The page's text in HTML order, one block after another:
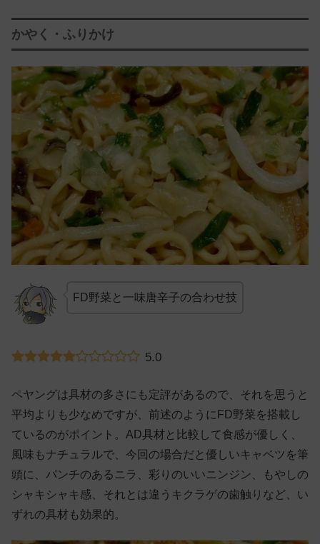
かやく・ふりかけ
FD野菜と一味唐辛子の合わせ技
5.0
ペヤングは具材の多さにも定評があるので、それを思うと
平均よりも少なめですが、前述のようにFD野菜を搭載し
ているのがポイント。AD具材と比較して食感が優しく、
風味もナチュラルで、今回の場合だと優しいキャベツを筆
頭に、パンチのあるニラ、彩りのいいニンジン、もやしの
シャキシャキ感、それとは違うキクラゲの歯触りなど、い
ずれの具材も効果的。